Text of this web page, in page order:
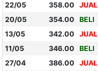
22/05
358.00 JUAL
20/05
354.00 BELI
13/05
342.00 JUAL
11/05
346.00 BELI
27/04
386.00 JUAL